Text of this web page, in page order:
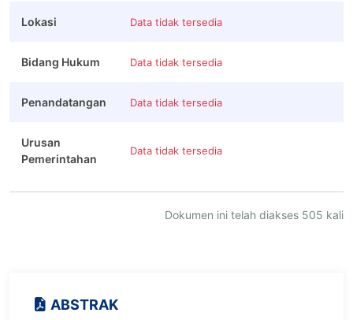
Lokasi Data tidak tersedia
Bidang Hukum Data tidak tersedia
Penandatangan Data tidak tersedia
Urusan
Pemerintahan
Data tidak tersedia
Dokumen ini telah diakses 505 kali
ABSTRAK